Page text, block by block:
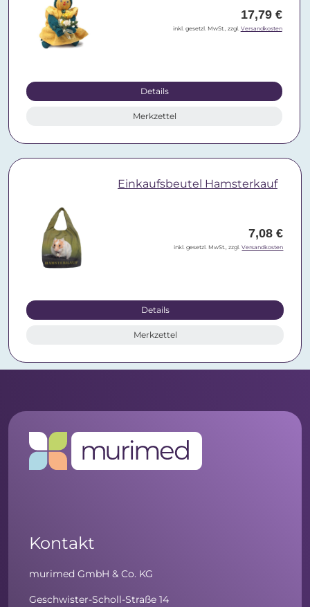
17,79 €
inkl. gesetzl. MwSt., zzgl. Versandkosten
Details
Merkzettel
Einkaufsbeutel Hamsterkauf
7,08 €
inkl. gesetzl. MwSt., zzgl.Versandkosten
Details
Merkzettel
Kontakt
murimed GmbH & Co. KG
Geschwister-Scholl-Straße 14